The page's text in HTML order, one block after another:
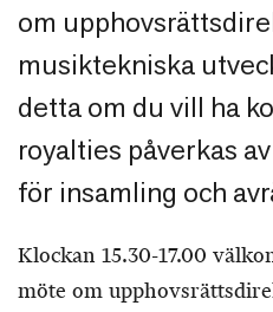
om
musiktekniska
detta om du vill ha
royalties påverkas
för insamling och
Klockan 15.30-17.00
möte om